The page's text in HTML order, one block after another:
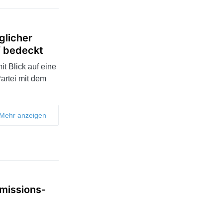
bedeckt
Blick auf eine
mit dem
Mehr anzeigen